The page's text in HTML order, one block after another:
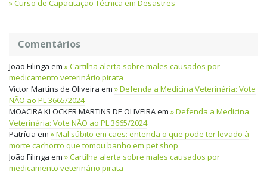
Curso de Capacitação Técnica em Desastres
Comentários
João Filinga em
Cartilha alerta sobre males causados por
medicamento veterinário pirata
Victor Martins de Oliveira em
Defenda a Medicina Veterinária: Vote
NÃO ao PL 3665/2024
MOACIRA KLOCKER MARTINS DE OLIVEIRAem
Defenda a Medicina
Veterinária: Vote NÃO ao PL 3665/2024
Patrícia em
Mal súbito em cães: entenda o que pode ter levado à
morte cachorro que tomou banho em pet shop
João Filinga em
Cartilha alerta sobre males causados por
medicamento veterinário pirata